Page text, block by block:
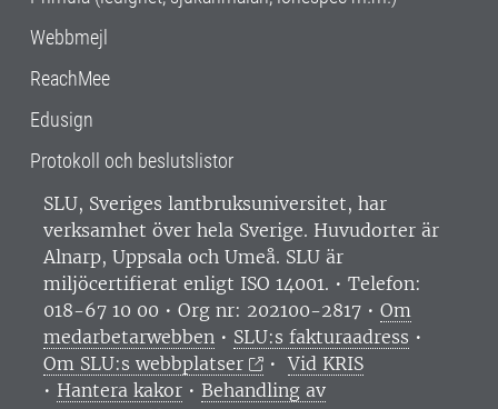
Webbmejl
ReachMee
Edusign
Protokoll och beslutslistor
SLU, Sveriges lantbruksuniversitet, har
verksamhet över hela Sverige. Huvudorter är
Alnarp, Uppsala och Umeå. SLU är
miljöcertifierat enligt ISO 14001. • Telefon:
018-67 10 00 • Org nr: 202100-2817 • Om
medarbetarwebben • SLU:s fakturaadress •
Om SLU:s webbplatser
•Vid KRIS
• Hantera kakor • Behandling av